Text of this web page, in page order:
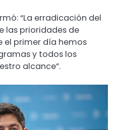
“La erradicación del
las prioridades de
el primer día hemos
y todos los
alcance”.